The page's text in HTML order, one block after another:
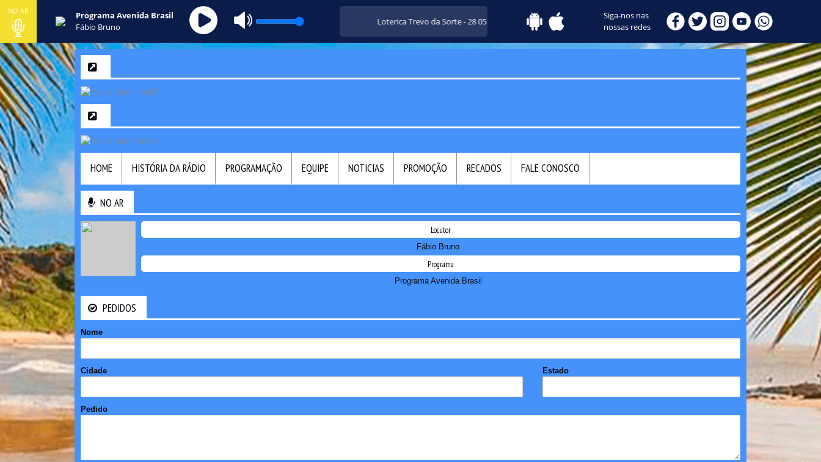
NO AR
Programa Avenida Brasil
Fábio Bruno
Loterica Trevo da Sorte - 28 05 25
Siga-nos nas
nossas redes
HOME HISTÓRIA DA RÁDIO PROGRAMAÇÃO EQUIPE NOTICIAS PROMOÇÃO RECADOS FALE CONOSCO
NO AR
Locutor
Fábio Bruno
Programa
Programa Avenida Brasil
PEDIDOS
Nome
Cidade Estado
Pedido